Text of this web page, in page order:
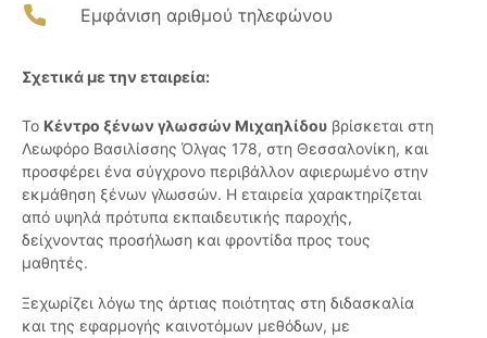
Εμφάνιση αριθμού τηλεφώνου
Σχετικά με την εταιρεία:
Το Κέντρο ξένων γλωσσών Μιχαηλίδου βρίσκεται στη
Λεωφόρο Βασιλίσσης Όλγας 178, στη Θεσσαλονίκη, και
προσφέρει ένα σύγχρονο περιβάλλον αφιερωμένο στην
εκμάθηση ξένων γλωσσών. Η εταιρεία χαρακτηρίζεται
από υψηλά πρότυπα εκπαιδευτικής παροχής,
δείχνοντας προσήλωση και φροντίδα προς τους
μαθητές.
Ξεχωρίζει λόγω της άρτιας ποιότητας στη διδασκαλία
και της εφαρμογής καινοτόμων μεθόδων, με